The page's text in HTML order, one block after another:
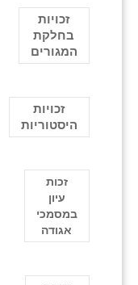
זכויות
בחלקת
המגורים
זכויות
היסטוריות
זכות
עיון
במסמכי
אגודה